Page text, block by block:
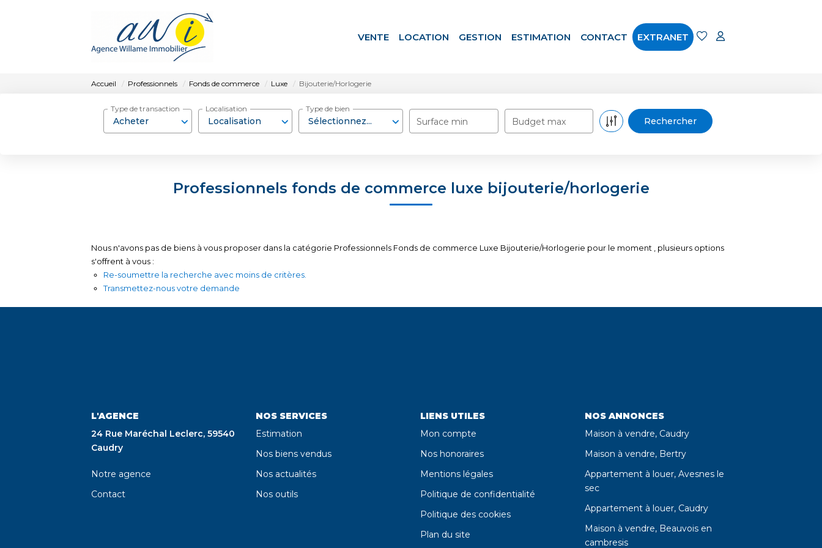
VENTE LOCATION GESTION ESTIMATION CONTACT EXTRANET
Accueil Professionnels Fonds de commerce Luxe Bijouterie/Horlogerie
Acheter
Type de transaction
Localisation
Localisation
Sélectionnez...
Type de bien
Surface min Budget max
Professionnels fonds de commerce luxe bijouterie/horlogerie
Nous n'avons pas de biens à vous proposer dans la catégorie Professionnels Fonds de commerce Luxe Bijouterie/Horlogerie pour le moment , plusieurs options
s'offrent à vous :
Re-soumettre la recherche avec moins de critères.
Transmettez-nous votre demande
L'AGENCE
24 Rue Maréchal Leclerc, 59540
Caudry
Notre agence
Contact
NOS SERVICES
Estimation
Nos biens vendus
Nos actualités
Nos outils
LIENS UTILES
Mon compte
Nos honoraires
Mentions légales
Politique de confidentialité
Politique des cookies
Plan du site
NOS ANNONCES
Maison à vendre, Caudry
Maison à vendre, Bertry
Appartement à louer, Avesnes le
sec
Appartement à louer, Caudry
Maison à vendre, Beauvois en
cambresis